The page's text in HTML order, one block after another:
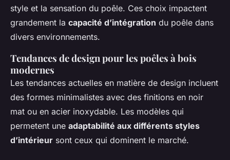
style et la sensation du poêle. Ces choix impactent
grandement la capacité d’intégration du poêle dans
divers environnements.
Tendances de design pour les poêles à bois
modernes
Les tendances actuelles en matière de design incluent
des formes minimalistes avec des finitions en noir
mat ou en acier inoxydable. Les modèles qui
permetent une adaptabilité aux différents styles
d’intérieur sont ceux qui dominent le marché.